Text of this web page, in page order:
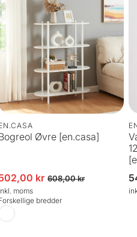
Øvre [en.casa]
kr 608,00 kr
moms
bredder